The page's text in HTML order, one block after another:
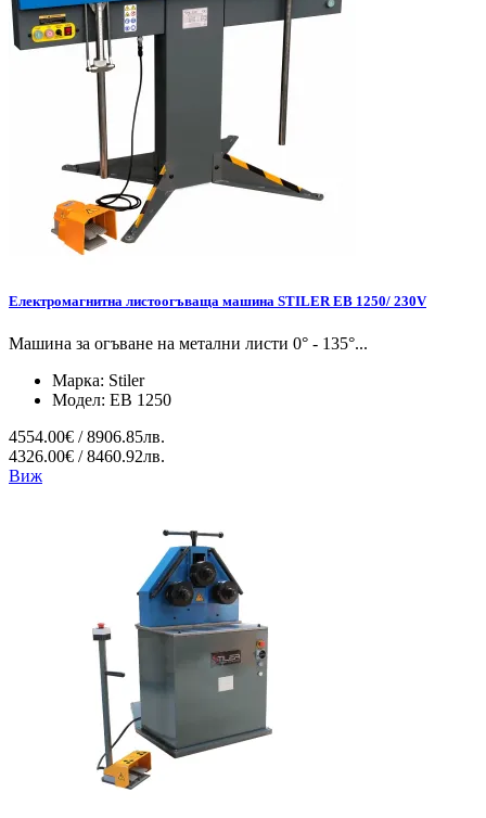
Електромагнитна листоогъваща машина STILER EB 1250/ 230V
Машина за огъване на метални листи 0° - 135°...
Марка: Stiler
Модел: EB 1250
4554.00€ / 8906.85лв.
4326.00€ / 8460.92лв.
Виж